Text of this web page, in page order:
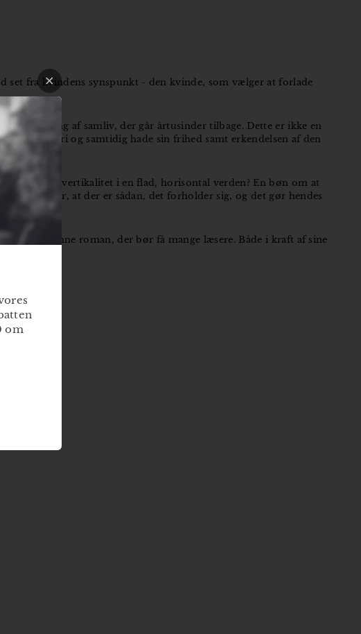
set fra kvindens synspunkt - den kvinde, som vælger at forlade
af samliv, der går årtusinder tilbage. Dette er ikke en
være fri og samtidig hade sin frihed samt erkendelsen af den
et råb om vertikalitet i en flad, horisontal verden? En bøn om at
end antyder, at der er sådan, det forholder sig, og det gør hendes
i denne roman, der bør få mange læsere. Både i kraft af sine
om